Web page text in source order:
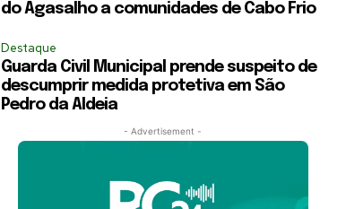
do Agasalho a comunidades de Cabo Frio
Destaque
Guarda Civil Municipal prende suspeito de
descumprir medida protetiva em São
Pedro da Aldeia
- Advertisement -